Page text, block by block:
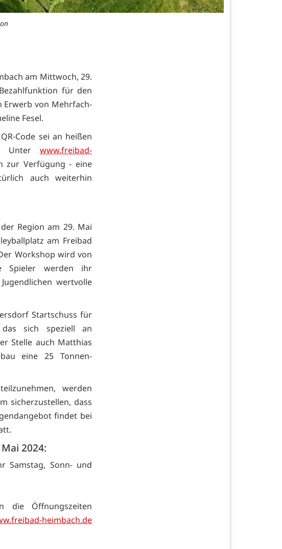
am Mittwoch, 29.
für den
Erwerb von Mehrfach-
Fesel.
Code sei an heißen
Unter www.freibad-
zur Verfügung - eine
auch weiterhin
Region am 29. Mai
am Freibad
Workshop wird von
Spieler werden ihr
wertvolle
Startschuss für
das sich speziell an
Stelle auch Matthias
eine 25 Tonnen-
werden
sicherzustellen, dass
findet bei
2024:
Samstag, Sonn- und
die Öffnungszeiten
heimbach.de